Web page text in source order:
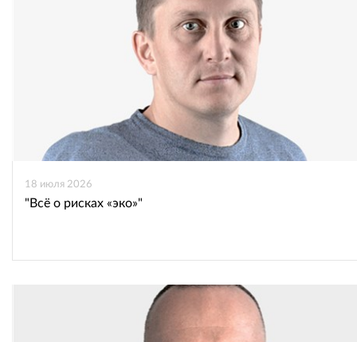
18 июля 2026
"Всё о рисках «эко»"